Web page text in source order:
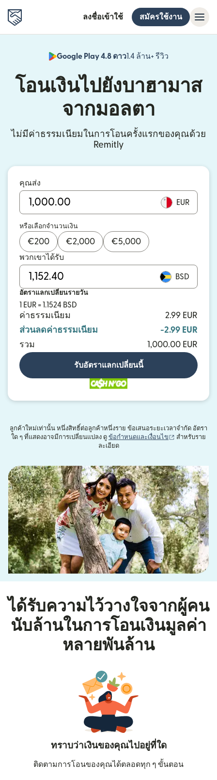
ลงชื่อเข้าใช้ สมัครใช้งาน
Google Play 4.8 ดาว1.4 ล้าน+ รีวิว
(เปิดในหน้าต่
โอนเงินไปยังบาฮามาส
จากมอลตา
ไม่มีค่าธรรมเนียมในการโอนครั้งแรกของคุณด้วย
Remitly
คุณส่ง
EUR
หรือเลือกจำนวนเงิน
€200 €2,000 €5,000
พวกเขาได้รับ
BSD
อัตราแลกเปลี่ยนรายวัน
1 EUR = 1.1524 BSD
ค่าธรรมเนียม
2.99 EUR
ส่วนลดค่าธรรมเนียม
-2.99 EUR
รวม
1,000.00 EUR
รับอัตราแลกเปลี่ยนนี้
ลูกค้าใหม่เท่านั้น หนึ่งสิทธิ์ต่อลูกค้าหนึ่งราย ข้อเสนอระยะเวลาจำกัด อัตรา
ใด ๆ ที่แสดงอาจมีการเปลี่ยนแปลง ดู ข้อกำหนดและเงื่อนไข (เปิดในหน้าต่า
สำหรับราย
ละเอียด
ได้รับความไว้วางใจจากผู้คน
นับล้านในการโอนเงินมูลค่า
หลายพันล้าน
ทราบว่าเงินของคุณไปอยู่ที่ใด
ติดตามการโอนของคุณได้ตลอดทุก ๆ ขั้นตอน